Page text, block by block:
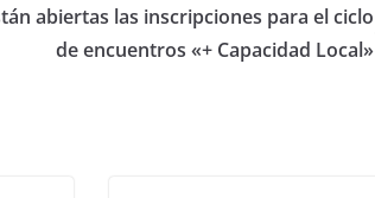
abiertas las inscripciones para el ciclo
de encuentros «+ Capacidad Local»